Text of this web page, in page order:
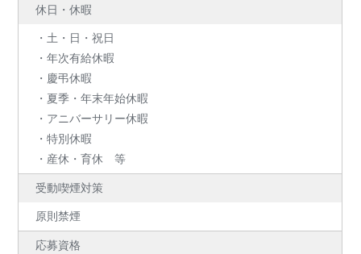
休日・休暇
・土・日・祝日
・年次有給休暇
・慶弔休暇
・夏季・年末年始休暇
・アニバーサリー休暇
・特別休暇
・産休・育休 等
受動喫煙対策
原則禁煙
応募資格